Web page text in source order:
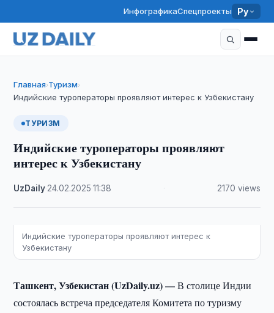
ИнфографикаСпецпроекты Ру
Главная›Туризм›
Индийские туроператоры проявляют интерес к Узбекистану
ТУРИЗМ
Индийские туроператоры проявляют
интерес к Узбекистану
UzDaily 24.02.2025 ·11:38 2170 views
Индийские туроператоры проявляют интерес к
Узбекистану
Ташкент, Узбекистан (UzDaily.uz) —В столице Индии
состоялась встреча председателя Комитета по туризму